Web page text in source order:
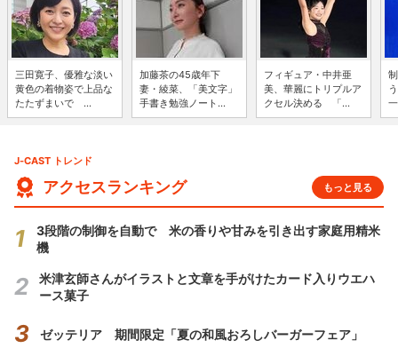
三田寛子、優雅な淡い
黄色の着物姿で上品な
たたずまいで ...
加藤茶の45歳年下
妻・綾菜、「美文字」
手書き勉強ノート...
フィギュア・中井亜
美、華麗にトリプルア
クセル決める 「...
J-CAST トレンド
アクセスランキング もっと見る
3段階の制御を自動で 米の香りや甘みを引き出す家庭用精米
機
米津玄師さんがイラストと文章を手がけたカード入りウエハ
ース菓子
ゼッテリア 期間限定「夏の和風おろしバーガーフェア」